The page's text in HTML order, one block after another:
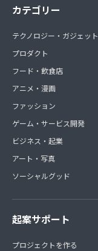
カテゴリー
テクノロジー・ガジェット
プロダクト
フード・飲食店
アニメ・漫画
ファッション
ゲーム・サービス開発
ビジネス・起業
アート・写真
ソーシャルグッド
起案サポート
プロジェクトを作る